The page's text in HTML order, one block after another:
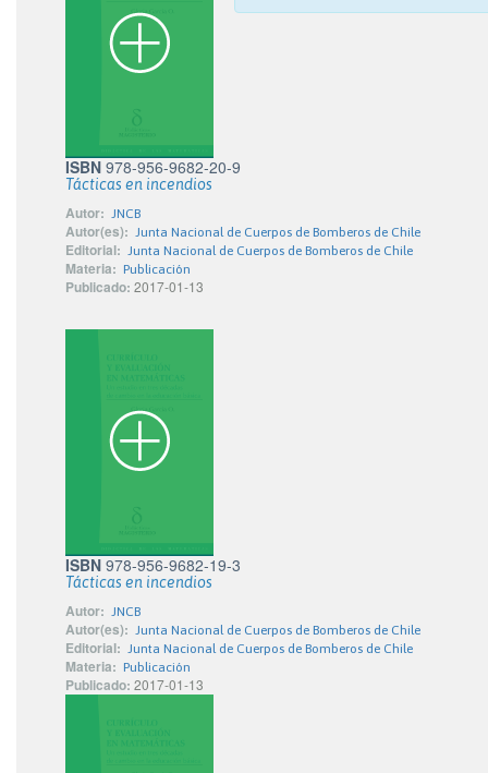
ISBN 978-956-9682-20-9
Tácticas en incendios
Autor: JNCB
Autor(es): Junta Nacional de Cuerpos de Bomberos de Chile
Editorial: Junta Nacional de Cuerpos de Bomberos de Chile
Materia: Publicación
Publicado: 2017-01-13
ISBN 978-956-9682-19-3
Tácticas en incendios
Autor: JNCB
Autor(es): Junta Nacional de Cuerpos de Bomberos de Chile
Editorial: Junta Nacional de Cuerpos de Bomberos de Chile
Materia: Publicación
Publicado: 2017-01-13